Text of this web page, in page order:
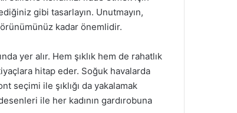
gibi tasarlayın. Unutmayın,
kadar önemlidir.
yer alır. Hem şıklık hem de rahatlık
hitap eder. Soğuk havalarda
seçimi ile şıklığı da yakalamak
ile her kadının gardırobuna